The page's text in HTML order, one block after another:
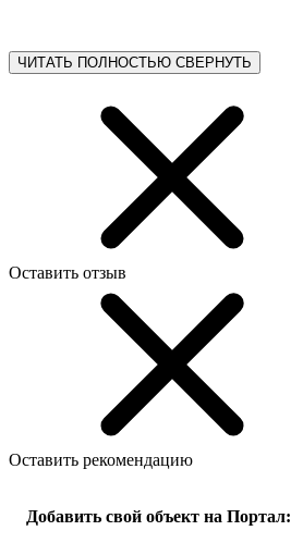
ЧИТАТЬ ПОЛНОСТЬЮ СВЕРНУТЬ
Оставить отзыв
Оставить рекомендацию
Добавить свой объект на Портал: